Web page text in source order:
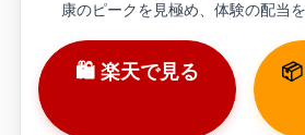
康のピークを見極め、体験の配当
🛍 楽天で見る